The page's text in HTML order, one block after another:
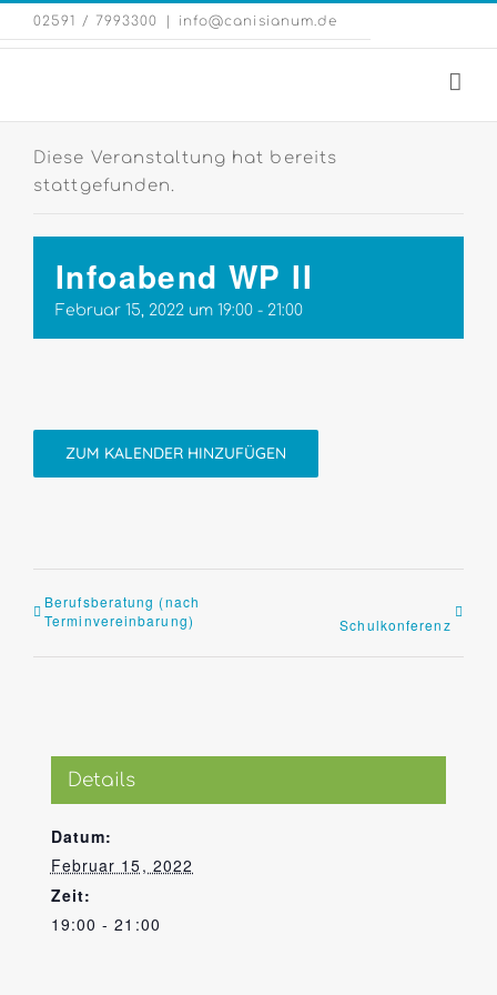
Zum
Inhalt
02591 / 7993300 info@canisianum.de
Diese Veranstaltung hat bereits
stattgefunden.
Infoabend WP II
Februar 15, 2022 um 19:00 - 21:00
ZUM KALENDER HINZUFÜGEN
Berufsberatung (nach
Terminvereinbarung)
Schulkonferenz
Details
Datum:
Februar 15, 2022
Zeit:
19:00 - 21:00